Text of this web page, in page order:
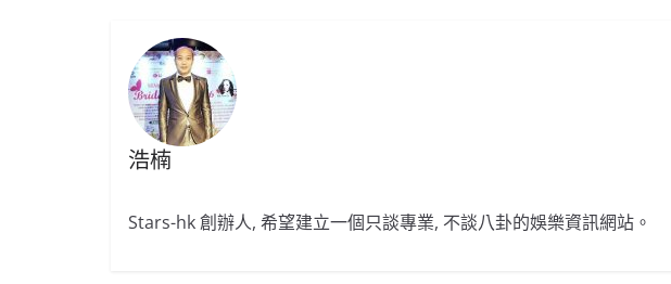
浩楠
Stars-hk 創辦人, 希望建立一個只談專業, 不談八卦的娛樂資訊網站。